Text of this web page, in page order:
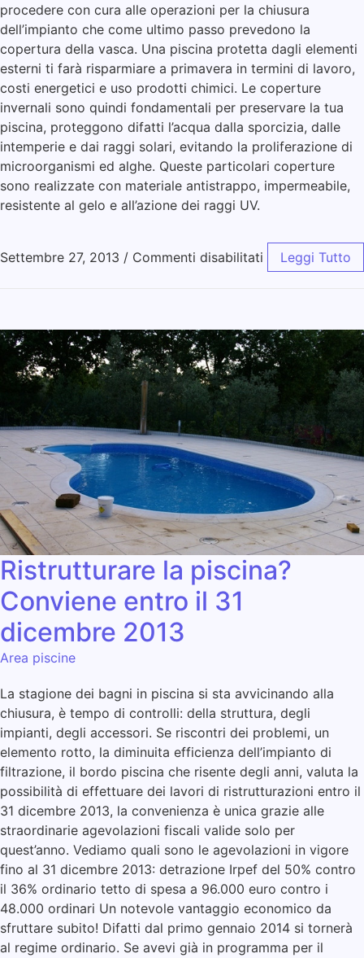
procedere con cura alle operazioni per la chiusura
dell’impianto che come ultimo passo prevedono la
copertura della vasca. Una piscina protetta dagli elementi
esterni ti farà risparmiare a primavera in termini di lavoro,
costi energetici e uso prodotti chimici. Le coperture
invernali sono quindi fondamentali per preservare la tua
piscina, proteggono difatti l’acqua dalla sporcizia, dalle
intemperie e dai raggi solari, evitando la proliferazione di
microorganismi ed alghe. Queste particolari coperture
sono realizzate con materiale antistrappo, impermeabile,
resistente al gelo e all’azione dei raggi UV.
Settembre 27, 2013 / Commenti disabilitati Leggi Tutto
Ristrutturare la piscina?
Conviene entro il 31
dicembre 2013
Area piscine
La stagione dei bagni in piscina si sta avvicinando alla
chiusura, è tempo di controlli: della struttura, degli
impianti, degli accessori. Se riscontri dei problemi, un
elemento rotto, la diminuita efficienza dell’impianto di
filtrazione, il bordo piscina che risente degli anni, valuta la
possibilità di effettuare dei lavori di ristrutturazioni entro il
31 dicembre 2013, la convenienza è unica grazie alle
straordinarie agevolazioni fiscali valide solo per
quest’anno. Vediamo quali sono le agevolazioni in vigore
fino al 31 dicembre 2013: detrazione Irpef del 50% contro
il 36% ordinario tetto di spesa a 96.000 euro contro i
48.000 ordinari Un notevole vantaggio economico da
sfruttare subito! Difatti dal primo gennaio 2014 si tornerà
al regime ordinario. Se avevi già in programma per il